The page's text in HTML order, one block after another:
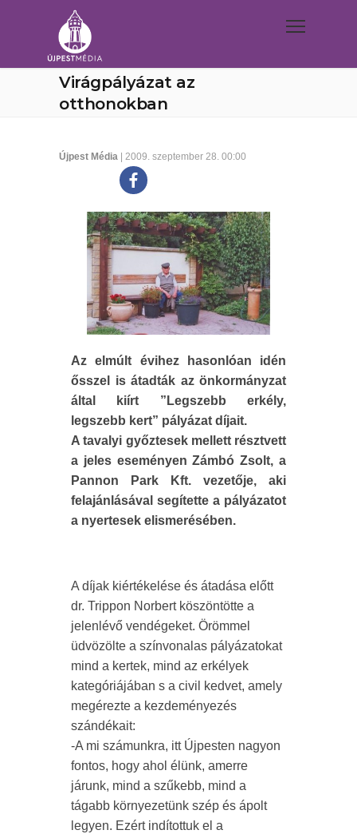
Virágpályázat az
otthonokban
Újpest Média | 2009. szeptember 28. 00:00
Az elmúlt évihez hasonlóan idén
ősszel is átadták az önkormányzat
által kiírt ”Legszebb erkély,
legszebb kert” pályázat díjait.
A tavalyi győztesek mellett résztvett
a jeles eseményen Zámbó Zsolt, a
Pannon Park Kft. vezetője, aki
felajánlásával segítette a pályázatot
a nyertesek elismerésében.
A díjak kiértékelése és átadása előtt
dr. Trippon Norbert köszöntötte a
jelenlévő vendégeket. Örömmel
üdvözölte a színvonalas pályázatokat
mind a kertek, mind az erkélyek
kategóriájában s a civil kedvet, amely
megérezte a kezdeményezés
szándékait:
-A mi számunkra, itt Újpesten nagyon
fontos, hogy ahol élünk, amerre
járunk, mind a szűkebb, mind a
tágabb környezetünk szép és ápolt
legyen. Ezért indítottuk el a